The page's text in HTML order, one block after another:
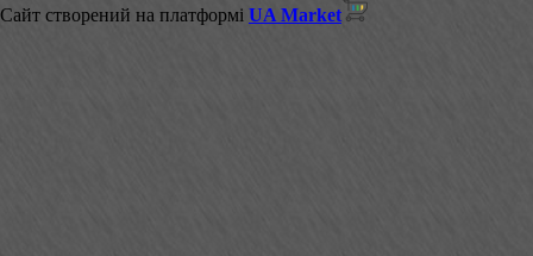
Сайт створений на платформі UA Market